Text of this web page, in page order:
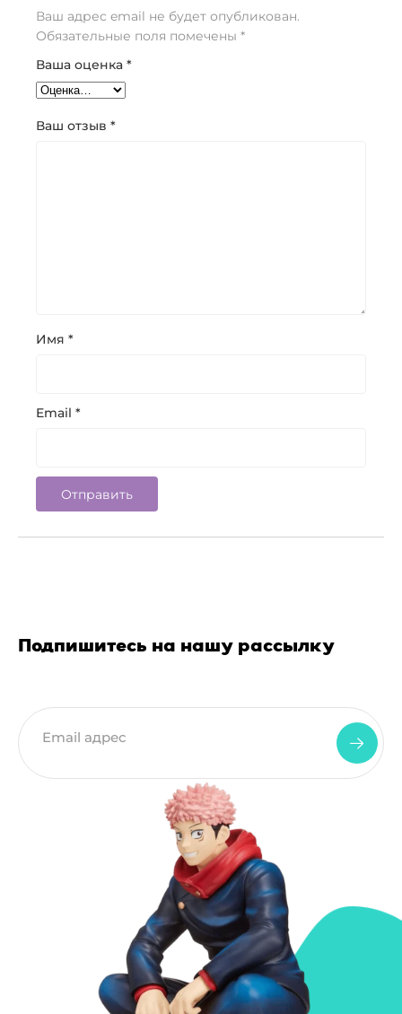
Ваш адрес email не будет опубликован.
Обязательные поля помечены *
Ваша оценка *
Ваш отзыв *
Имя *
Email *
Подпишитесь на нашу рассылку